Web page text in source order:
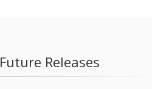
Future Releases